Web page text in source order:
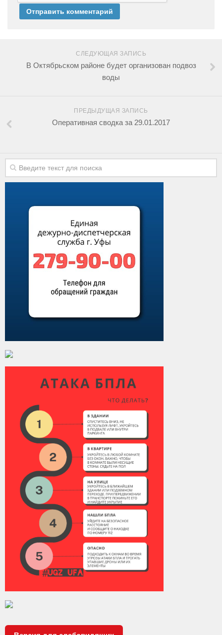
СЛЕДУЮЩАЯ ЗАПИСЬ
В Октябрьском районе будет организован подвоз
воды
ПРЕДЫДУЩАЯ ЗАПИСЬ
Оперативная сводка за 29.01.2017